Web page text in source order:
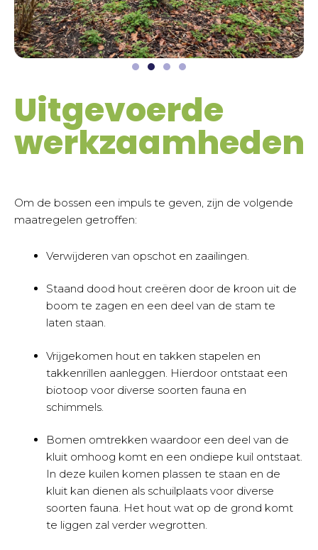
Uitgevoerde
werkzaamheden
Om de bossen een impuls te geven, zijn de volgende
maatregelen getroffen:
Verwijderen van opschot en zaailingen.
Staand dood hout creëren door de kroon uit de
boom te zagen en een deel van de stam te
laten staan.
Vrijgekomen hout en takken stapelen en
takkenrillen aanleggen. Hierdoor ontstaat een
biotoop voor diverse soorten fauna en
schimmels.
Bomen omtrekken waardoor een deel van de
kluit omhoog komt en een ondiepe kuil ontstaat.
In deze kuilen komen plassen te staan en de
kluit kan dienen als schuilplaats voor diverse
soorten fauna. Het hout wat op de grond komt
te liggen zal verder wegrotten.